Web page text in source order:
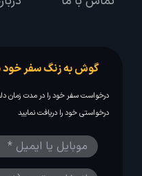
تماس با ما
گوش به زنگ سفر خود